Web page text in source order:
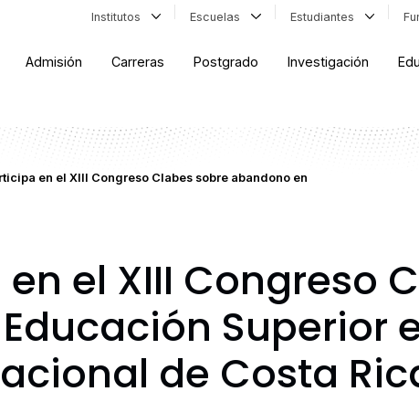
Institutos Escuelas Estudiantes
Admisión Carreras Postgrado Investigación
en el XIII Congreso Clabes sobre abandono en
el XIII Congreso
Superior
de Costa